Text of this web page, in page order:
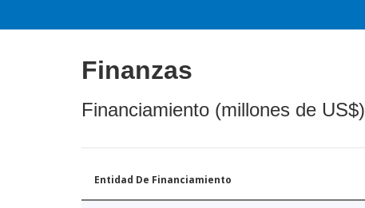
Finanzas
Financiamiento (millones de US$)
Entidad De Financiamiento